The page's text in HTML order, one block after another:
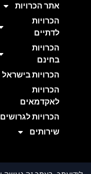
אתר הכרויות
הכרויות
לדתיים
הכרויות
בחינם
הכרויות בישראל
הכרויות
לאקדמאים
הכרויות לגרושים
שירותים